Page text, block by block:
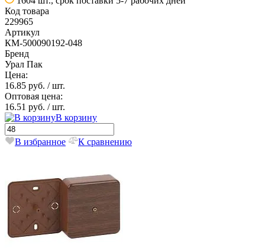
Код товара
229965
Артикул
КМ-500090192-048
Бренд
Урал Пак
Цена:
16.85 руб. / шт.
Оптовая цена:
16.51 руб. / шт.
В корзину
В избранное К сравнению